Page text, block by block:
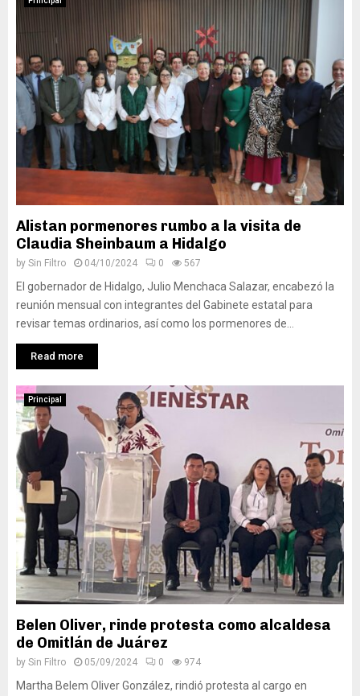
Alistan pormenores rumbo a la visita de
Claudia Sheinbaum a Hidalgo
by Sin Filtro 04/10/2024 0 567
El gobernador de Hidalgo, Julio Menchaca Salazar, encabezó la
reunión mensual con integrantes del Gabinete estatal para
revisar temas ordinarios, así como los pormenores de...
Read more
Principal
Belen Oliver, rinde protesta como alcaldesa
de Omitlán de Juárez
by Sin Filtro 05/09/2024 0 974
Martha Belem Oliver González, rindió protesta al cargo en